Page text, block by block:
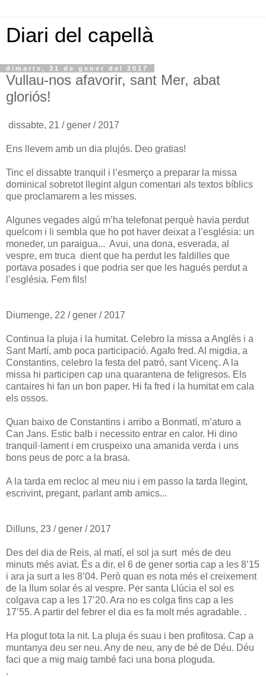
Diari del capellà
dimarts, 31 de gener del 2017
Vullau-nos afavorir, sant Mer, abat
gloriós!
dissabte, 21 / gener / 2017
Ens llevem amb un dia plujós. Deo gratias!
Tinc el dissabte tranquil i l’esmerço a preparar la missa
dominical sobretot llegint algun comentari als textos bíblics
que proclamarem a les misses.
Algunes vegades algú m’ha telefonat perquè havia perdut
quelcom i li sembla que ho pot haver deixat a l’església: un
moneder, un paraigua... Avui, una dona, esverada, al
vespre, em truca dient que ha perdut les faldilles que
portava posades i que podria ser que les hagués perdut a
l’església. Fem fils!
Diumenge, 22 / gener / 2017
Continua la pluja i la humitat. Celebro la missa a Anglès i a
Sant Martí, amb poca participació. Agafo fred. Al migdia, a
Constantins, celebro la festa del patró, sant Vicenç. A la
missa hi participen cap una quarantena de feligresos. Els
cantaires hi fan un bon paper. Hi fa fred i la humitat em cala
els ossos.
Quan baixo de Constantins i arribo a Bonmatí, m’aturo a
Can Jans. Estic balb i necessito entrar en calor. Hi dino
tranquil·lament i em cruspeixo una amanida verda i uns
bons peus de porc a la brasa.
A la tarda em recloc al meu niu i em passo la tarda llegint,
escrivint, pregant, parlant amb amics...
Dilluns, 23 / gener / 2017
Des del dia de Reis, al matí, el sol ja surt més de deu
minuts més aviat. És a dir, el 6 de gener sortia cap a les 8’15
i ara ja surt a les 8’04. Però quan es nota més el creixement
de la llum solar és al vespre. Per santa Llúcia el sol es
colgava cap a les 17’20. Ara no es colga fins cap a les
17’55. A partir del febrer el dia es fa molt més agradable. .
Ha plogut tota la nit. La pluja és suau i ben profitosa. Cap a
muntanya deu ser neu. Any de neu, any de bé de Déu. Déu
faci que a mig maig també faci una bona ploguda.
.